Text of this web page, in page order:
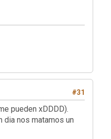
#31
pueden xDDDD).
dia nos matamos un